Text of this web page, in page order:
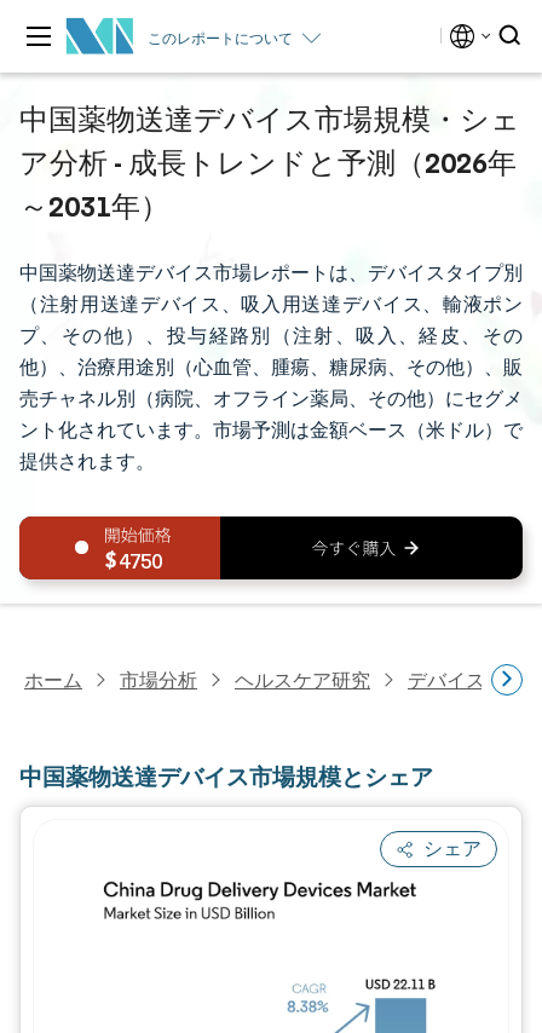
このレポートについて
中国薬物送達デバイス市場規模・シェ
ア分析 - 成長トレンドと予測（2026年
～2031年）
中国薬物送達デバイス市場レポートは、デバイスタイプ別
（注射用送達デバイス、吸入用送達デバイス、輸液ポン
プ、その他）、投与経路別（注射、吸入、経皮、その
他）、治療用途別（心血管、腫瘍、糖尿病、その他）、販
売チャネル別（病院、オフライン薬局、その他）にセグメ
ント化されています。市場予測は金額ベース（米ドル）で
提供されます。
4750
ホーム 市場分析 ヘルスケア研究 デバイス・医
中国薬物送達デバイス市場規模とシェア
シェア